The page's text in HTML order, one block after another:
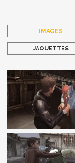
IMAGES
JAQUETTES